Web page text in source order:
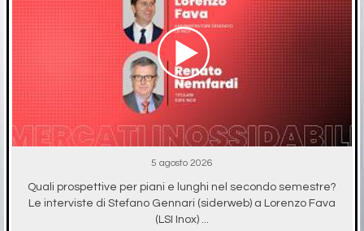
5 agosto 2026
Quali prospettive per piani e lunghi nel secondo semestre?
Le interviste di Stefano Gennari (siderweb) a Lorenzo Fava
(LSI Inox) ...